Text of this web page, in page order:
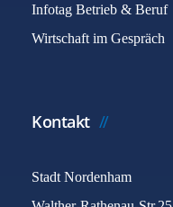
Infotag Betrieb & Beruf
Wirtschaft im Gespräch
Kontakt
Stadt Nordenham